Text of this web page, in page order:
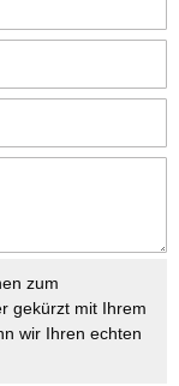
zum
gekürzt mit Ihrem
wir Ihren echten